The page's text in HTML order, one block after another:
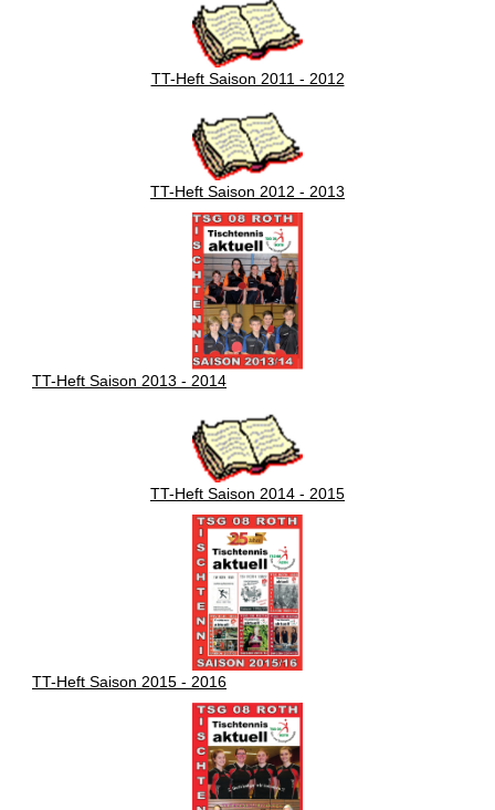
TT-Heft Saison 2011 - 2012
TT-Heft Saison 2012 - 2013
TT-Heft Saison 2013 - 2014
TT-Heft Saison 2014 - 2015
TT-Heft Saison 2015 - 2016